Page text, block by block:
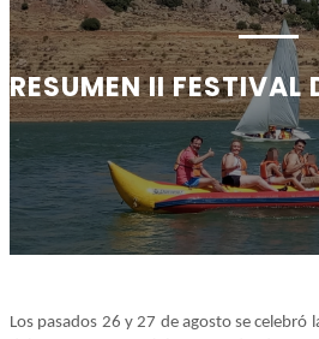
RESUMEN II FESTIVAL
Los pasados 26 y 27 de agosto se celebró